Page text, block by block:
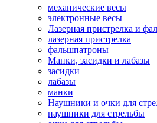
механические весы
электронные весы
Лазерная пристрелка и
лазерная пристрелка
фальшпатроны
Манки, засидки и лабазы
засидки
лабазы
манки
Наушники и очки для
наушники для стрельбы